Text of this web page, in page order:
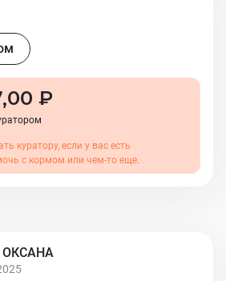
₽
куратору, если у вас есть
с кормом или чем-то еще.
ОКСАНА